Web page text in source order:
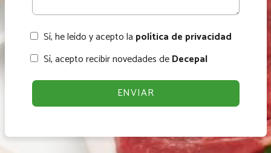
Sí, he leído y acepto la política de privacidad
Sí, acepto recibir novedades deDecepal